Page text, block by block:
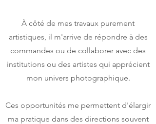
À côté de mes travaux purement
artistiques, il m'arrive de répondre à des
commandes ou de collaborer avec des
institutions ou des artistes qui apprécient
mon univers photographique.
Ces opportunités me permettent d'élargir
ma pratique dans des directions souvent